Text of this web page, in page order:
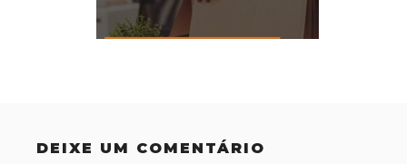
DEIXE UM COMENTÁRIO